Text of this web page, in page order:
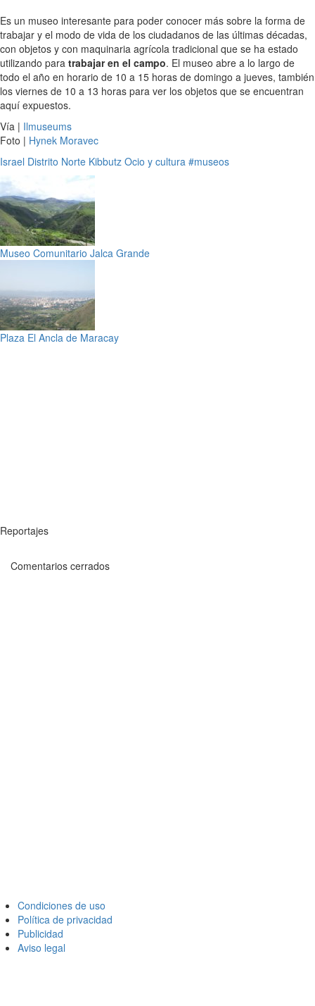
Es un museo interesante para poder conocer más sobre la forma de
trabajar y el modo de vida de los ciudadanos de las últimas décadas,
con objetos y con maquinaria agrícola tradicional que se ha estado
utilizando para trabajar en el campo. El museo abre a lo largo de
todo el año en horario de 10 a 15 horas de domingo a jueves, también
los viernes de 10 a 13 horas para ver los objetos que se encuentran
aquí expuestos.
Vía | Ilmuseums
Foto | Hynek Moravec
Israel Distrito Norte Kibbutz Ocio y cultura #museos
Museo Comunitario Jalca Grande
Plaza El Ancla de Maracay
Reportajes
Comentarios cerrados
Condiciones de uso
Política de privacidad
Publicidad
Aviso legal